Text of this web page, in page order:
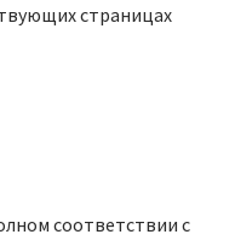
страницах
соответствии с